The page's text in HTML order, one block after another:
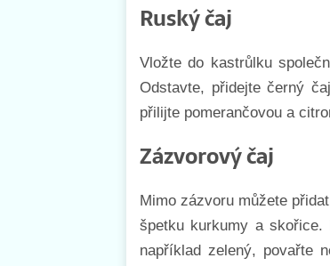
Ruský čaj
Vložte do kastrůlku
Odstavte, přidejte černý
přilijte pomerančovou a
Zázvorový čaj
Mimo zázvoru můžete
špetku kurkumy a skořice.
například zelený, povařte